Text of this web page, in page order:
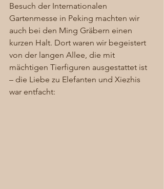
Besuch der Internationalen
Gartenmesse in Peking machten wir
auch bei den Ming Gräbern einen
kurzen Halt. Dort waren wir begeistert
von der langen Allee, die mit
mächtigen Tierfiguren ausgestattet ist
– die Liebe zu Elefanten und Xiezhis
war entfacht: